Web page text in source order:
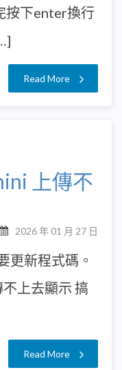
按下enter換行
Read More
上傳不
2026 年 01 月 27 日
更新程式碼。
上去顯示 搞
Read More